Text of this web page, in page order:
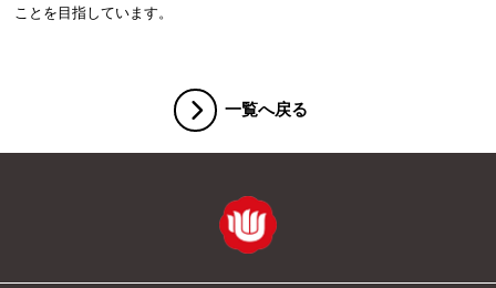
ことを目指しています。
一覧へ戻る